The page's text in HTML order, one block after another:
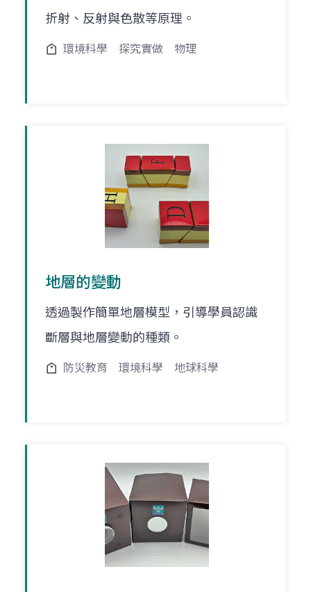
折射、反射與色散等原理。
環境科學 探究實做 物理
地層的變動
透過製作簡單地層模型，引導學員認識
斷層與地層變動的種類。
防災教育 環境科學 地球科學